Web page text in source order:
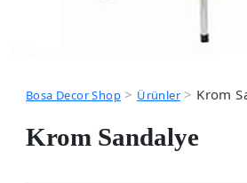
Bosa Decor Shop> Ürünler> Krom
Krom Sandalye